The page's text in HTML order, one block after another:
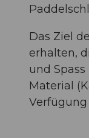
Das Ziel
erhalten,
und
Material